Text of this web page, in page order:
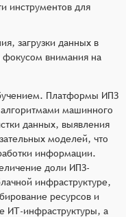
инструментов для
загрузки данных в
фокусом внимания на
Платформы ИПЗ
алгоритмами машинного
данных, выявления
моделей, что
информации.
доли ИПЗ-
инфраструктуре,
ресурсов и
ИТ-инфраструктуры, а